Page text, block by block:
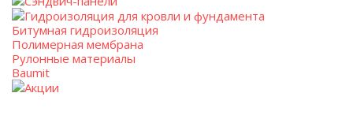
Гидроизоляция для кровли и фундамента
Битумная гидроизоляция
Полимерная мембрана
Рулонные материалы
Baumit
Акции